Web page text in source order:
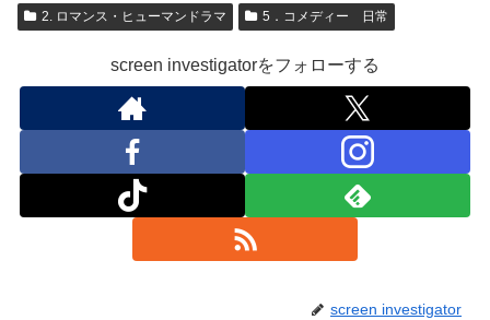
2. ロマンス・ヒューマンドラマ 5．コメディー 日常
screen investigatorをフォローする
screen investigator